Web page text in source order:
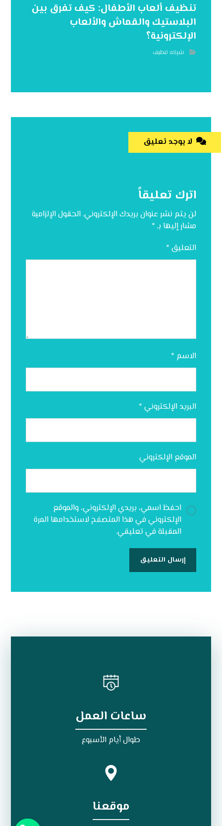
تنظيف ألعاب الأطفال: كيف تفرق بين
البلاستيك والقماش والألعاب
الإلكترونية؟
شركه تنظيف
لا يوجد تعليق
اترك تعليقاً
لن يتم نشر عنوان بريدك الإلكتروني. الحقول الإلزامية
مشار إليها بـ*
التعليق *
الاسم *
البريد الإلكتروني *
الموقع الإلكتروني
احفظ اسمي، بريدي الإلكتروني، والموقع
الإلكتروني في هذا المتصفح لاستخدامها المرة
المقبلة في تعليقي.
ساعات العمل
طوال أيام الأسبوع
موقعنا